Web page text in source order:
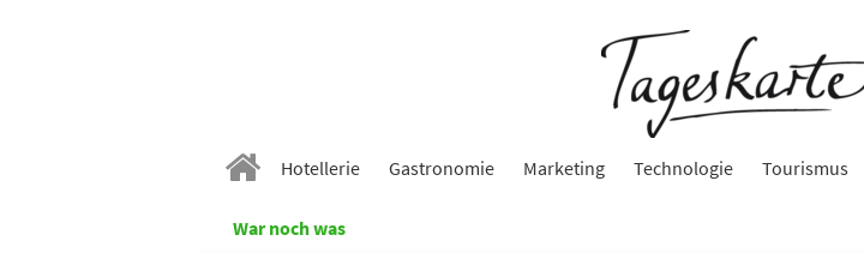
Hotellerie Gastronomie Marketing Technologie Tourismus
War noch was